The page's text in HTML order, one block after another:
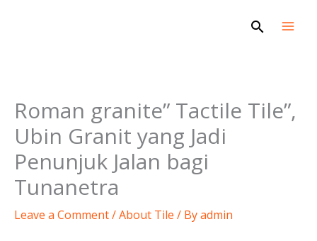
Search
Roman granite” Tactile Tile”,
Ubin Granit yang Jadi
Penunjuk Jalan bagi
Tunanetra
Leave a Comment/About Tile / Byadmin